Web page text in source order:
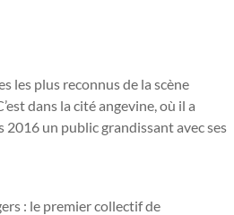
les plus reconnus de la scène
dans la cité angevine, où il a
2016 un public grandissant avec ses
: le premier collectif de